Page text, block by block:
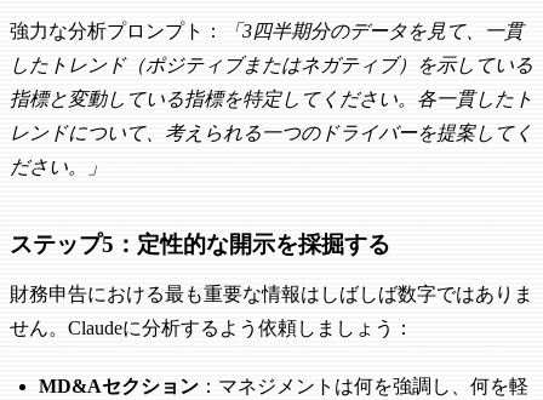
強力な分析プロンプト：
「3四半期分のデータを見て、一貫
したトレンド（ポジティブまたはネガティブ）を示している
指標と変動している指標を特定してください。各一貫したト
レンドについて、考えられる一つのドライバーを提案してく
ださい。」
ステップ5：定性的な開示を採掘する
財務申告における最も重要な情報はしばしば数字ではありま
せん。Claudeに分析するよう依頼しましょう：
MD&Aセクション ：マネジメントは何を強調し、何を軽